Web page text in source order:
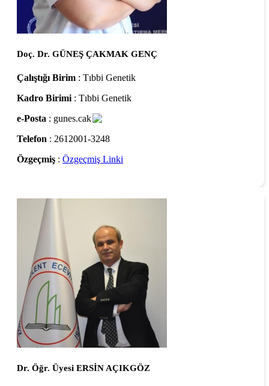
Doç. Dr. GÜNEŞ ÇAKMAK GENÇ
Çalıştığı Birim : Tıbbi Genetik
Kadro Birimi : Tıbbi Genetik
e-Posta : gunes.cak
Telefon : 2612001-3248
Özgeçmiş : Özgeçmiş Linki
Dr. Öğr. Üyesi ERSİN AÇIKGÖZ